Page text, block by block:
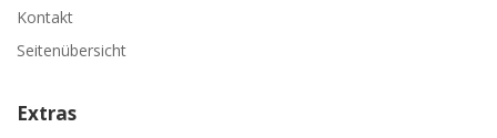
Kontakt
Seitenübersicht
Extras